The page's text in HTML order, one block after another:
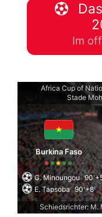
Im
Africa Cup of
Stade
Burkina Faso
G. Minoungou
E. Tapsoba 90'+8'
Schiedsrichter: M.